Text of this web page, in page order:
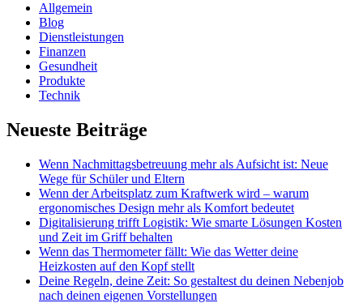
Allgemein
Blog
Dienstleistungen
Finanzen
Gesundheit
Produkte
Technik
Neueste Beiträge
Wenn Nachmittagsbetreuung mehr als Aufsicht ist: Neue
Wege für Schüler und Eltern
Wenn der Arbeitsplatz zum Kraftwerk wird – warum
ergonomisches Design mehr als Komfort bedeutet
Digitalisierung trifft Logistik: Wie smarte Lösungen Kosten
und Zeit im Griff behalten
Wenn das Thermometer fällt: Wie das Wetter deine
Heizkosten auf den Kopf stellt
Deine Regeln, deine Zeit: So gestaltest du deinen Nebenjob
nach deinen eigenen Vorstellungen